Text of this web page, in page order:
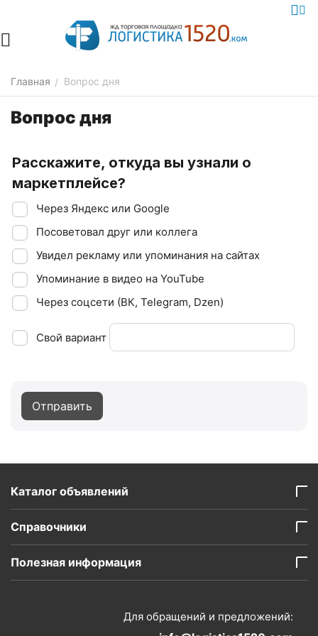
Главная / Вопрос дня
Вопрос дня
Расскажите, откуда вы узнали о
маркетплейсе?
Через Яндекс или Google
Посоветовал друг или коллега
Увидел рекламу или упоминания на сайтах
Упоминание в видео на YouTube
Через соцсети (ВК, Telegram, Dzen)
Свой вариант
Отправить
Каталог объявлений
Справочники
Полезная информация
Для обращений и предложений: